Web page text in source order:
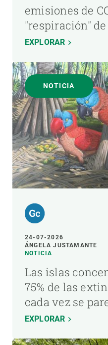
emisiones de
"respiración"
EXPLORAR
NOTICIA
24-07-2026
ÁNGELA JUSTAMANTE
NOTICIA
Las islas
75% de las
cada vez se
EXPLORAR